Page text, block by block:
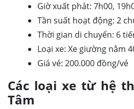
Giờ xuất phát: 7h00,
Tần suất hoạt động: 2
Thời gian di chuyển: 6
Loại xe: Xe giường nằm
Giá vé: 200.000 đồng/vé
Các loại xe từ hệ
Tâm